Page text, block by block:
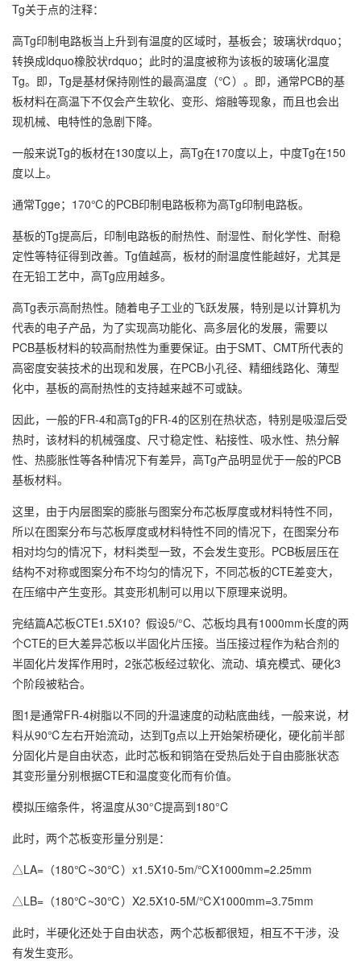
Tg关于点的注释：
高Tg印制电路板当上升到有温度的区域时，基板会；玻璃状rdquo；
转换成ldquo橡胶状rdquo；此时的温度被称为该板的玻璃化温度
Tg。即，Tg是基材保持刚性的最高温度（℃）。即，通常PCB的基
板材料在高温下不仅会产生软化、变形、熔融等现象，而且也会出
现机械、电特性的急剧下降。
一般来说Tg的板材在130度以上，高Tg在170度以上，中度Tg在150
度以上。
通常Tgge；170℃的PCB印制电路板称为高Tg印制电路板。
基板的Tg提高后，印制电路板的耐热性、耐湿性、耐化学性、耐稳
定性等特征得到改善。Tg值越高，板材的耐温度性能越好，尤其是
在无铅工艺中，高Tg应用越多。
高Tg表示高耐热性。随着电子工业的飞跃发展，特别是以计算机为
代表的电子产品，为了实现高功能化、高多层化的发展，需要以
PCB基板材料的较高耐热性为重要保证。由于SMT、CMT所代表的
高密度安装技术的出现和发展，在PCB小孔径、精细线路化、薄型
化中，基板的高耐热性的支持越来越不可或缺。
因此，一般的FR-4和高Tg的FR-4的区别在热状态，特别是吸湿后受
热时，该材料的机械强度、尺寸稳定性、粘接性、吸水性、热分解
性、热膨胀性等各种情况下有差异，高Tg产品明显优于一般的PCB
基板材料。
这里，由于内层图案的膨胀与图案分布芯板厚度或材料特性不同，
所以在图案分布与芯板厚度或材料特性不同的情况下，在图案分布
相对均匀的情况下，材料类型一致，不会发生变形。PCB板层压在
结构不对称或图案分布不均匀的情况下，不同芯板的CTE差变大，
在压缩中产生变形。其变形机制可以用以下原理来说明。
完结篇A芯板CTE1.5X10？假设5/°C、芯板均具有1000mm长度的两
个CTE的巨大差异芯板以半固化片压接。当压接过程作为粘合剂的
半固化片发挥作用时，2张芯板经过软化、流动、填充模式、硬化3
个阶段被粘合。
图1是通常FR-4树脂以不同的升温速度的动粘底曲线，一般来说，材
料从90℃左右开始流动，达到Tg点以上开始架桥硬化，硬化前半部
分固化片是自由状态，此时芯板和铜箔在受热后处于自由膨胀状态
其变形量分别根据CTE和温度变化而有价值。
模拟压缩条件，将温度从30°C提高到180°C
此时，两个芯板变形量分别是：
△LA=（180℃~30℃）x1.5X10-5m/℃X1000mm=2.25mm
△LB=（180℃~30℃）X2.5X10-5M/℃X1000mm=3.75mm
此时，半硬化还处于自由状态，两个芯板都很短，相互不干涉，没
有发生变形。